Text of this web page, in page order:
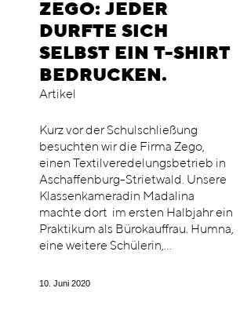
ZEGO: JEDER
DURFTE SICH
SELBST EIN T-SHIRT
BEDRUCKEN.
Artikel
Kurz vor der Schulschließung
besuchten wir die Firma Zego,
einen Textilveredelungsbetrieb in
Aschaffenburg-Strietwald. Unsere
Klassenkameradin Madalina
machte dort im ersten Halbjahr ein
Praktikum als Bürokauffrau. Humna,
eine weitere Schülerin,…
10. Juni 2020